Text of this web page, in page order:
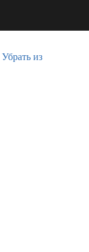
Убрать из